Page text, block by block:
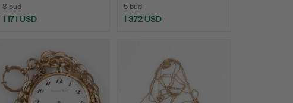
8 bud
1 171 USD
5 bud
1 372 USD